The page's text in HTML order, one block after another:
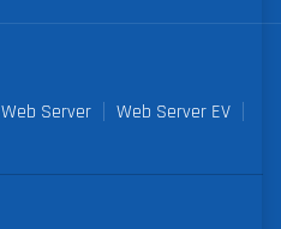
Web Server
Web Server EV